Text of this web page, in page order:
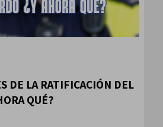
DE LA RATIFICACIÓN DEL
QUÉ?